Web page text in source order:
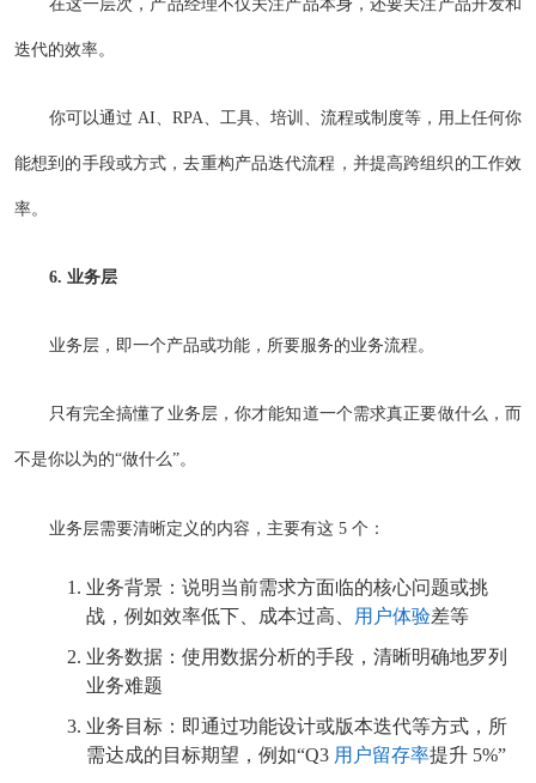
迭代的效率。
你可以通过 AI、RPA、工具、培训、流程或制度等，用上任何你
能想到的手段或方式，去重构产品迭代流程，并提高跨组织的工作效
率。
6. 业务层
业务层，即一个产品或功能，所要服务的业务流程。
只有完全搞懂了业务层，你才能知道一个需求真正要做什么，而
不是你以为的“做什么”。
业务层需要清晰定义的内容，主要有这 5 个：
业务背景：说明当前需求方面临的核心问题或挑
战，例如效率低下、成本过高、
用户体验差等
业务数据：使用数据分析的手段，清晰明确地罗列
业务难题
业务目标：即通过功能设计或版本迭代等方式，所
需达成的目标期望，例如“Q3 用户留存率提升 5%”